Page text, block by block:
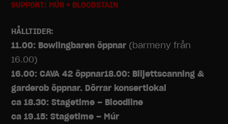
SUPPORT: MÚR + BLOODSTAIN
HÅLLTIDER:
11.00: Bowlingbaren öppnar (barmeny från
16.00)
16.00: CAVA 42 öppnar18.00: Biljettscanning &
garderob öppnar. Dörrar konsertlokal
ca 18.30: Stagetime – Bloodline
ca 19.15: Stagetime – Múr